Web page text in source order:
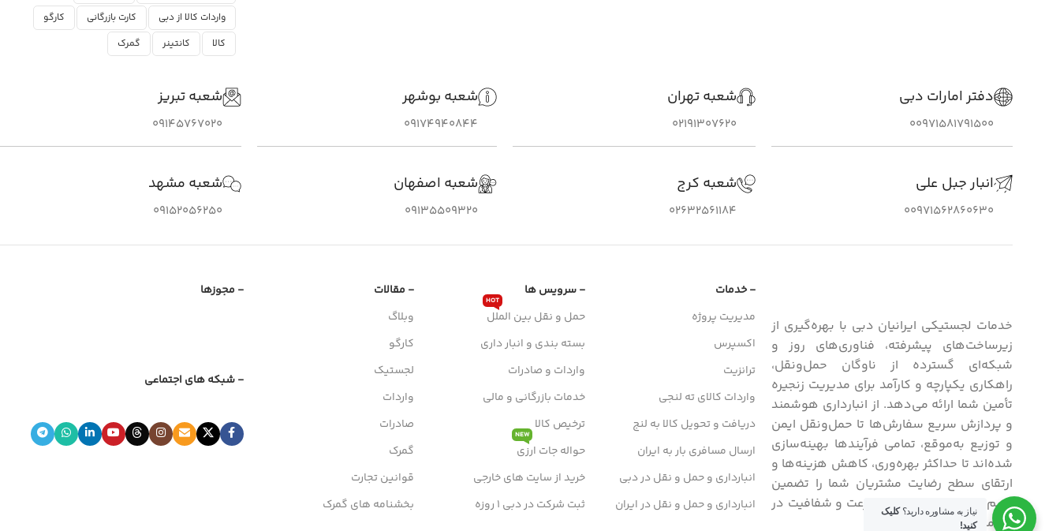
واردات کالا از دبی
کارت بازرگانی
کارگو
کالا
کانتینر گمرک
دفتر امارات دبی
00971581791500
انبار جبل علی
00971562860630
شعبه تهران
02191307620
شعبه کرج
02632561184
شعبه بوشهر
09174940844
شعبه اصفهان
09135509320
شعبه تبریز
09145767020
شعبه مشهد
09152056250
خدمات لجستیکی ایرانیان دبی با بهره‌گیری از
زیرساخت‌های پیشرفته، فناوری‌های روز و
شبکه‌ای گسترده از ناوگان حمل‌ونقل،
راهکاری یکپارچه و کارآمد برای مدیریت زنجیره
تأمین شما ارائه می‌دهد. از انبارداری هوشمند
و پردازش سریع سفارش‌ها تا حمل‌ونقل ایمن
و توزیع به‌موقع، تمامی فرآیندها بهینه‌سازی
شده‌اند تا حداکثر بهره‌وری، کاهش هزینه‌ها و
ارتقای سطح رضایت مشتریان شما را تضمین
کنیم. ما متعهد به دقت، سرعت و شفافیت در
هر مرحله از مسیر هستیم.
- خدمات
مدیریت پروژه
اکسپرس
ترانزیت
واردات کالای ته لنجی
دریافت و تحویل کالا به لنج
ارسال مسافری بار به ایران
انبارداری و حمل و نقل در دبی
انبارداری و حمل و نقل در ایران
- سرویس ها
حمل و نقل بین الملل
HOT
بسته بندی و انبار داری
واردات و صادرات
خدمات بازرگانی و مالی
ترخیص کالا
حواله جات ارزی
NEW
خرید از سایت های خارجی
ثبت شرکت در دبی 1 روزه
- مقالات
وبلاگ
کارگو
لجستیک
واردات
صادرات
گمرک
قوانین تجارت
بخشنامه های گمرک
- مجوزها
- شبکه های اجتماعی
نیاز به مشاوره دارید؟کلیک
کنید!